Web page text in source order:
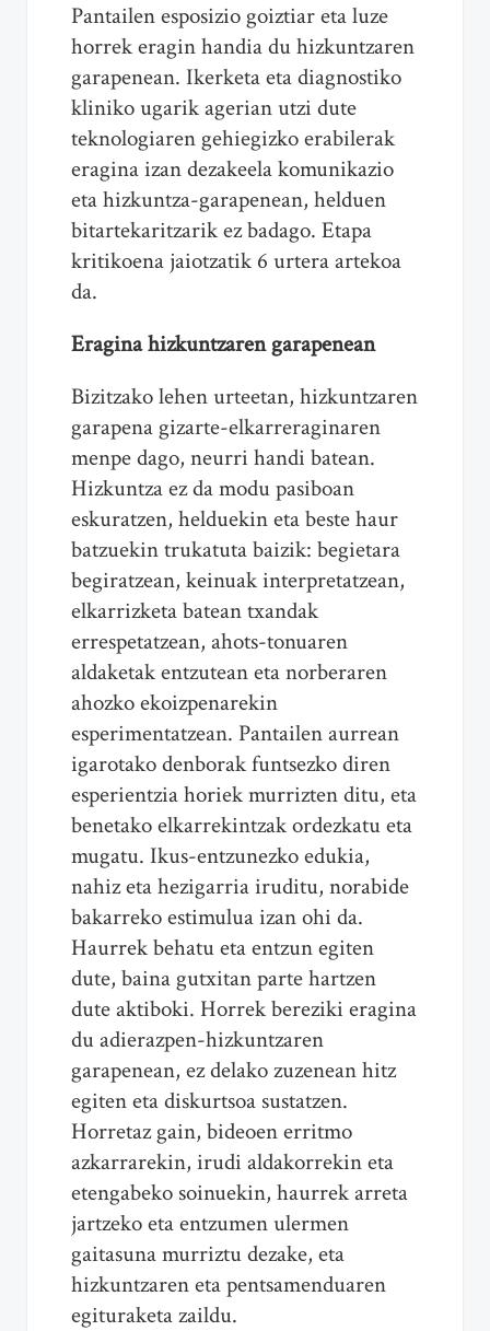
Pantailen esposizio goiztiar eta luze
horrek eragin handia du hizkuntzaren
garapenean. Ikerketa eta diagnostiko
kliniko ugarik agerian utzi dute
teknologiaren gehiegizko erabilerak
eragina izan dezakeela komunikazio
eta hizkuntza-garapenean, helduen
bitartekaritzarik ez badago. Etapa
kritikoena jaiotzatik 6 urtera artekoa
da.
Eragina hizkuntzaren garapenean
Bizitzako lehen urteetan, hizkuntzaren
garapena gizarte-elkarreraginaren
menpe dago, neurri handi batean.
Hizkuntza ez da modu pasiboan
eskuratzen, helduekin eta beste haur
batzuekin trukatuta baizik: begietara
begiratzean, keinuak interpretatzean,
elkarrizketa batean txandak
errespetatzean, ahots-tonuaren
aldaketak entzutean eta norberaren
ahozko ekoizpenarekin
esperimentatzean. Pantailen aurrean
igarotako denborak funtsezko diren
esperientzia horiek murrizten ditu, eta
benetako elkarrekintzak ordezkatu eta
mugatu. Ikus-entzunezko edukia,
nahiz eta hezigarria iruditu, norabide
bakarreko estimulua izan ohi da.
Haurrek behatu eta entzun egiten
dute, baina gutxitan parte hartzen
dute aktiboki. Horrek bereziki eragina
du adierazpen-hizkuntzaren
garapenean, ez delako zuzenean hitz
egiten eta diskurtsoa sustatzen.
Horretaz gain, bideoen erritmo
azkarrarekin, irudi aldakorrekin eta
etengabeko soinuekin, haurrek arreta
jartzeko eta entzumen ulermen
gaitasuna murriztu dezake, eta
hizkuntzaren eta pentsamenduaren
egituraketa zaildu.